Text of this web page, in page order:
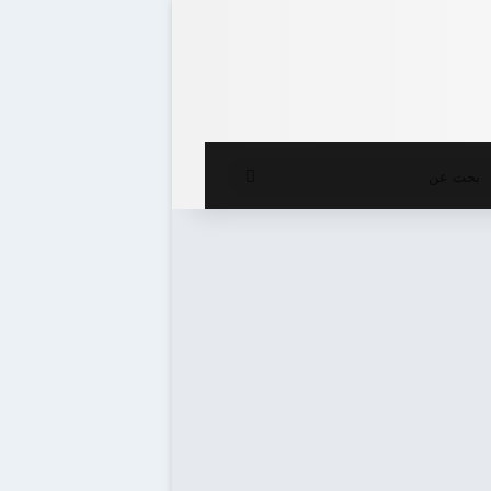
عن